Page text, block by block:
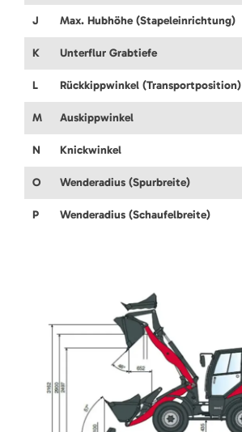
J Max. Hubhöhe (Stapeleinrichtung)
K Unterflur Grabtiefe
L Rückkippwinkel (Transportposition)
M Auskippwinkel
N Knickwinkel
O Wenderadius (Spurbreite)
P Wenderadius (Schaufelbreite)